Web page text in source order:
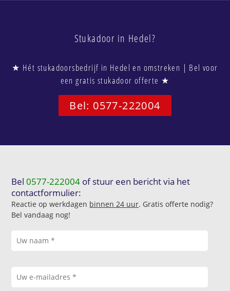
Stukadoor in Hedel?
★ Hét stukadoorsbedrijf in Hedel en omstreken | Bel voor
een gratis stukadoor offerte ★
Bel: 0577-222004
Bel0577-222004 of stuur een bericht via het
contactformulier:
Reactie op werkdagen binnen 24 uur. Gratis offerte nodig?
Bel vandaag nog!